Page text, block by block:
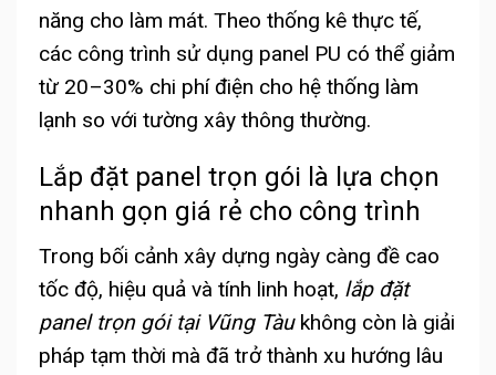
năng cho làm mát. Theo thống kê thực tế,
các công trình sử dụng panel PU có thể giảm
từ 20–30% chi phí điện cho hệ thống làm
lạnh so với tường xây thông thường.
Lắp đặt panel trọn gói là lựa chọn
nhanh gọn giá rẻ cho công trình
Trong bối cảnh xây dựng ngày càng đề cao
tốc độ, hiệu quả và tính linh hoạt, lắp đặt
panel trọn gói tại Vũng Tàukhông còn là giải
pháp tạm thời mà đã trở thành xu hướng lâu